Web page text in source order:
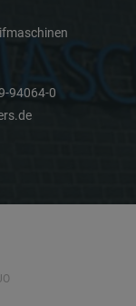
94064-0